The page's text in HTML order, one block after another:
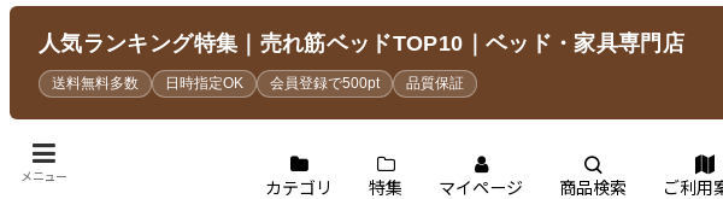
人気ランキング特集｜売れ筋ベッドTOP10｜ベッド・家具専門店
送料無料多数 日時指定OK 会員登録で500pt 品質保証
メニュー
カテゴリ 特集 マイページ 商品検索 ご利用